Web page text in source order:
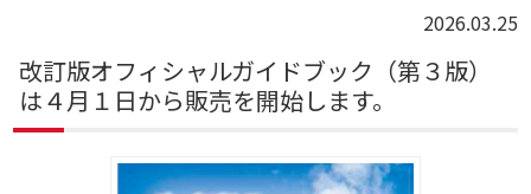
2026.03.25
改訂版オフィシャルガイドブック（第３版）
は４月１日から販売を開始します。